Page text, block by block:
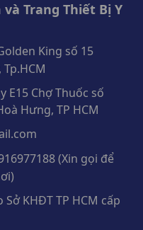
Trang Thiết Bị Y
King số 15
E15 Chợ Thuốc số
Hưng, TP HCM
(Xin gọi để
Sở KHĐT TP HCM cấp